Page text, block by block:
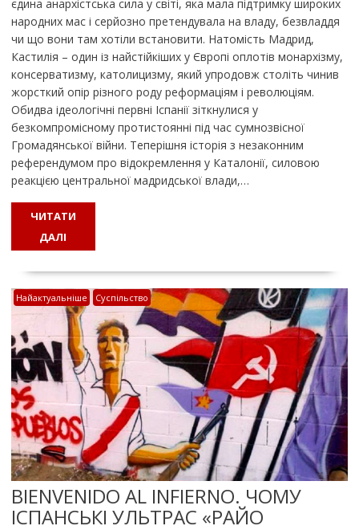
єдина анархістська сила у світі, яка мала підтримку широких
народних мас і серйозно претендувала на владу, безвладдя
чи що вони там хотіли встановити. Натомість Мадрид,
Кастилія – один із найстійкіших у Європі оплотів монархізму,
консерватизму, католицизму, який упродовж століть чинив
жорсткий опір різного роду реформаціям і революціям.
Обидва ідеологічні первні Іспанії зіткнулися у
безкомпромісному протистоянні під час сумнозвісної
Громадянської війни. Теперішня історія з незаконним
референдумом про відокремлення у Каталонії, силовою
реакцією центральної мадридської влади,…
ЧИТАТИ
ДАЛІ
Найактуальніше Суспільство
BIENVENIDO AL INFIERNO. ЧОМУ
ІСПАНСЬКІ УЛЬТРАС «РАЙО